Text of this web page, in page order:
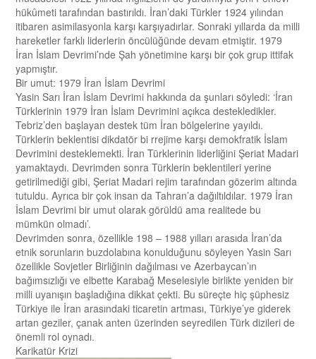
hükûmeti tarafından bastırıldı. İran’daki Türkler 1924 yılından
itibaren asimilasyonla karşı karşıyadırlar. Sonraki yıllarda da milli
hareketler farklı liderlerin öncülüğünde devam etmiştir. 1979
İran İslam Devrimi’nde Şah yönetimine karşı bir çok grup ittifak
yapmıştır.
Bir umut: 1979 İran İslam Devrimi
Yasin Sarı İran İslam Devrimi hakkında da şunları söyledi: ‘İran
Türklerinin 1979 İran İslam Devrimini açıkca destekledikler.
Tebriz’den başlayan destek tüm İran bölgelerine yayıldı.
Türklerin beklentisi dikdatör bi rrejime karşı demokfratik İslam
Devrimini desteklemekti. İran Türklerinin liderliğini Şeriat Madari
yamaktaydı. Devrimden sonra Türklerin beklentileri yerine
getirilmediği gibi, Şeriat Madari rejim tarafından gözerim altında
tutuldu. Ayrıca bir çok insan da Tahran’a dağıltıldılar. 1979 İran
İslam Devrimi bir umut olarak görüldü ama realitede bu
mümkün olmadı’.
Devrimden sonra, özellikle 198 – 1988 yılları arasıda İran’da
etnik sorunların buzdolabına konulduğunu söyleyen Yasin Sarı
özellikle Sovjetler Birliğinin dağılması ve Azerbaycan’ın
bağımsızlığı ve elbette Karabağ Meselesiyle birlikte yeniden bir
milli uyanışın başladığına dikkat çekti. Bu süreçte hiç şüphesiz
Türkiye ile İran arasındaki ticaretin artması, Türkiye’ye giderek
artan geziler, çanak anten üzerinden seyredilen Türk dizileri de
önemli rol oynadı.
Karikatür Krizi